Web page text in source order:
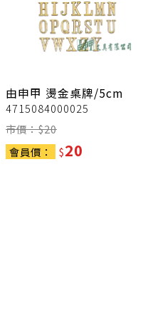
由申甲 燙金桌牌/5cm
4715084000025
市價：$20
會員價：
$20